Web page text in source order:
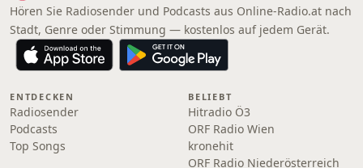
Hören Sie Radiosender und Podcasts aus Online‑Radio.at nach
Stadt, Genre oder Stimmung — kostenlos auf jedem Gerät.
ENTDECKEN
Radiosender
Podcasts
Top Songs
BELIEBT
Hitradio Ö3
ORF Radio Wien
kronehit
ORF Radio Niederösterreich